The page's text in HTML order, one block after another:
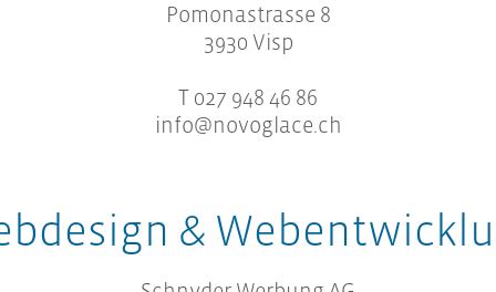
Pomonastrasse 8
3930 Visp
T 027 948 46 86
info@novoglace.ch
&